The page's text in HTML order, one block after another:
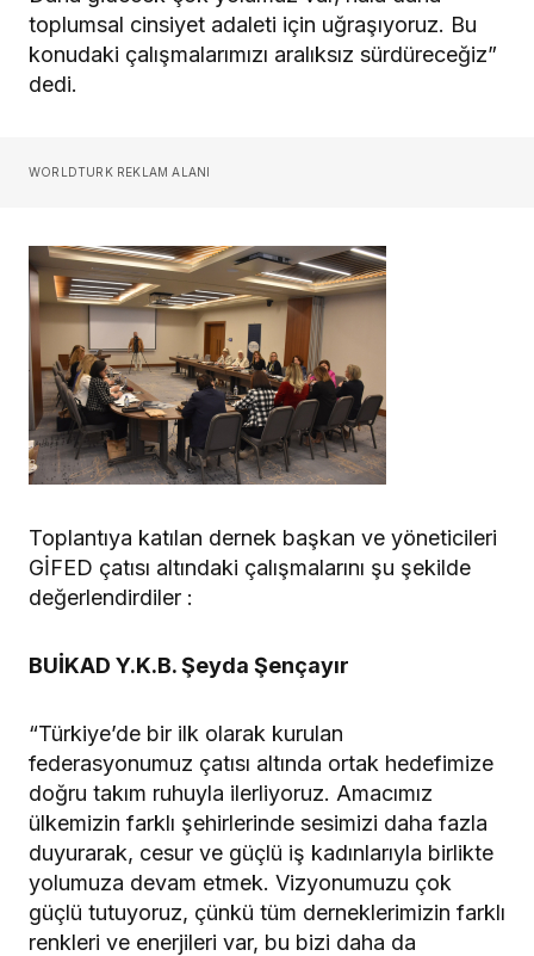
toplumsal cinsiyet adaleti için uğraşıyoruz. Bu
konudaki çalışmalarımızı aralıksız sürdüreceğiz”
dedi.
WORLDTURK REKLAM ALANI
Toplantıya katılan dernek başkan ve yöneticileri
GİFED çatısı altındaki çalışmalarını şu şekilde
değerlendirdiler :
BUİKAD Y.K.B. Şeyda Şençayır
“Türkiye’de bir ilk olarak kurulan
federasyonumuz çatısı altında ortak hedefimize
doğru takım ruhuyla ilerliyoruz. Amacımız
ülkemizin farklı şehirlerinde sesimizi daha fazla
duyurarak, cesur ve güçlü iş kadınlarıyla birlikte
yolumuza devam etmek. Vizyonumuzu çok
güçlü tutuyoruz, çünkü tüm derneklerimizin farklı
renkleri ve enerjileri var, bu bizi daha da